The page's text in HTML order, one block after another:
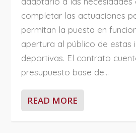
completar las actuaciones
permitan la puesta en
apertura al público de estas
deportivas. El contrato
presupuesto base de...
READ MORE